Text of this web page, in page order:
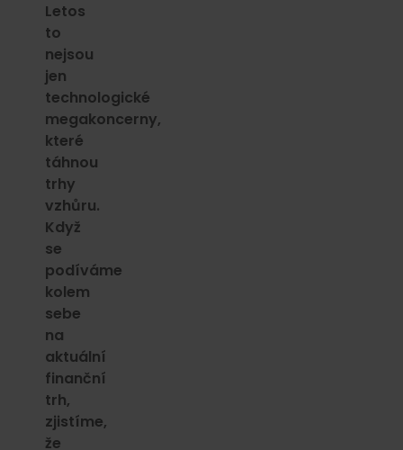
Letos
to
nejsou
jen
technologické
megakoncerny,
které
táhnou
trhy
vzhůru.
Když
se
podíváme
kolem
sebe
na
aktuální
finanční
trh,
zjistíme,
že